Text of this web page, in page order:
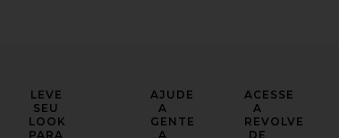
LEVE
SEU
LOOK
PARA
AJUDE
A
GENTE
A
ACESSE
A
REVOLVE
DE